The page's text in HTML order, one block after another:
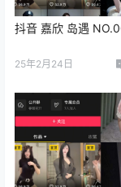
抖音 嘉欣 岛遇
25年2月24日